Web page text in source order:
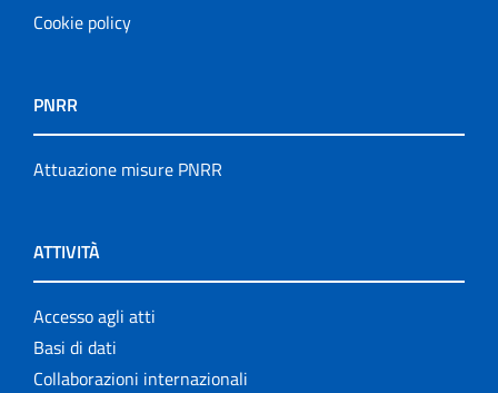
Cookie policy
PNRR
Attuazione misure PNRR
ATTIVITÀ
Accesso agli atti
Basi di dati
Collaborazioni internazionali